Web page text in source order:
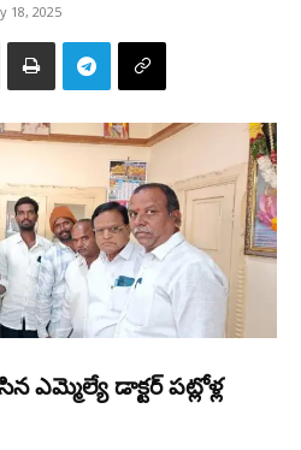
18, 2025
ఎమ్మెల్యే డాక్టర్ పట్లోళ్ల